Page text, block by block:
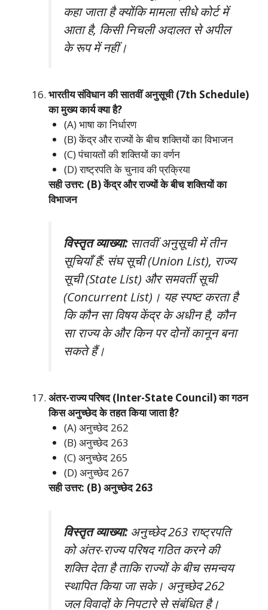
कहा जाता है क्योंकि मामला सीधे कोर्ट में
आता है, किसी निचली अदालत से अपील
के रूप में नहीं।
भारतीय संविधान की सातवीं अनुसूची (7th Schedule)
का मुख्य कार्य क्या है?
(A) भाषा का निर्धारण
(B) केंद्र और राज्यों के बीच शक्तियों का विभाजन
(C) पंचायतों की शक्तियों का वर्णन
(D) राष्ट्रपति के चुनाव की प्रक्रिया
सही उत्तर: (B) केंद्र और राज्यों के बीच शक्तियों का
विभाजन
विस्तृत व्याख्या:सातवीं अनुसूची में तीन
सूचियाँ हैं: संघ सूची (Union List), राज्य
सूची (State List) और समवर्ती सूची
(Concurrent List)। यह स्पष्ट करता है
कि कौन सा विषय केंद्र के अधीन है, कौन
सा राज्य के और किन पर दोनों कानून बना
सकते हैं।
अंतर-राज्य परिषद (Inter-State Council) का गठन
किस अनुच्छेद के तहत किया जाता है?
(A) अनुच्छेद 262
(B) अनुच्छेद 263
(C) अनुच्छेद 265
(D) अनुच्छेद 267
सही उत्तर: (B) अनुच्छेद 263
विस्तृत व्याख्या:अनुच्छेद 263 राष्ट्रपति
को अंतर-राज्य परिषद गठित करने की
शक्ति देता है ताकि राज्यों के बीच समन्वय
स्थापित किया जा सके। अनुच्छेद 262
जल विवादों के निपटारे से संबंधित है।